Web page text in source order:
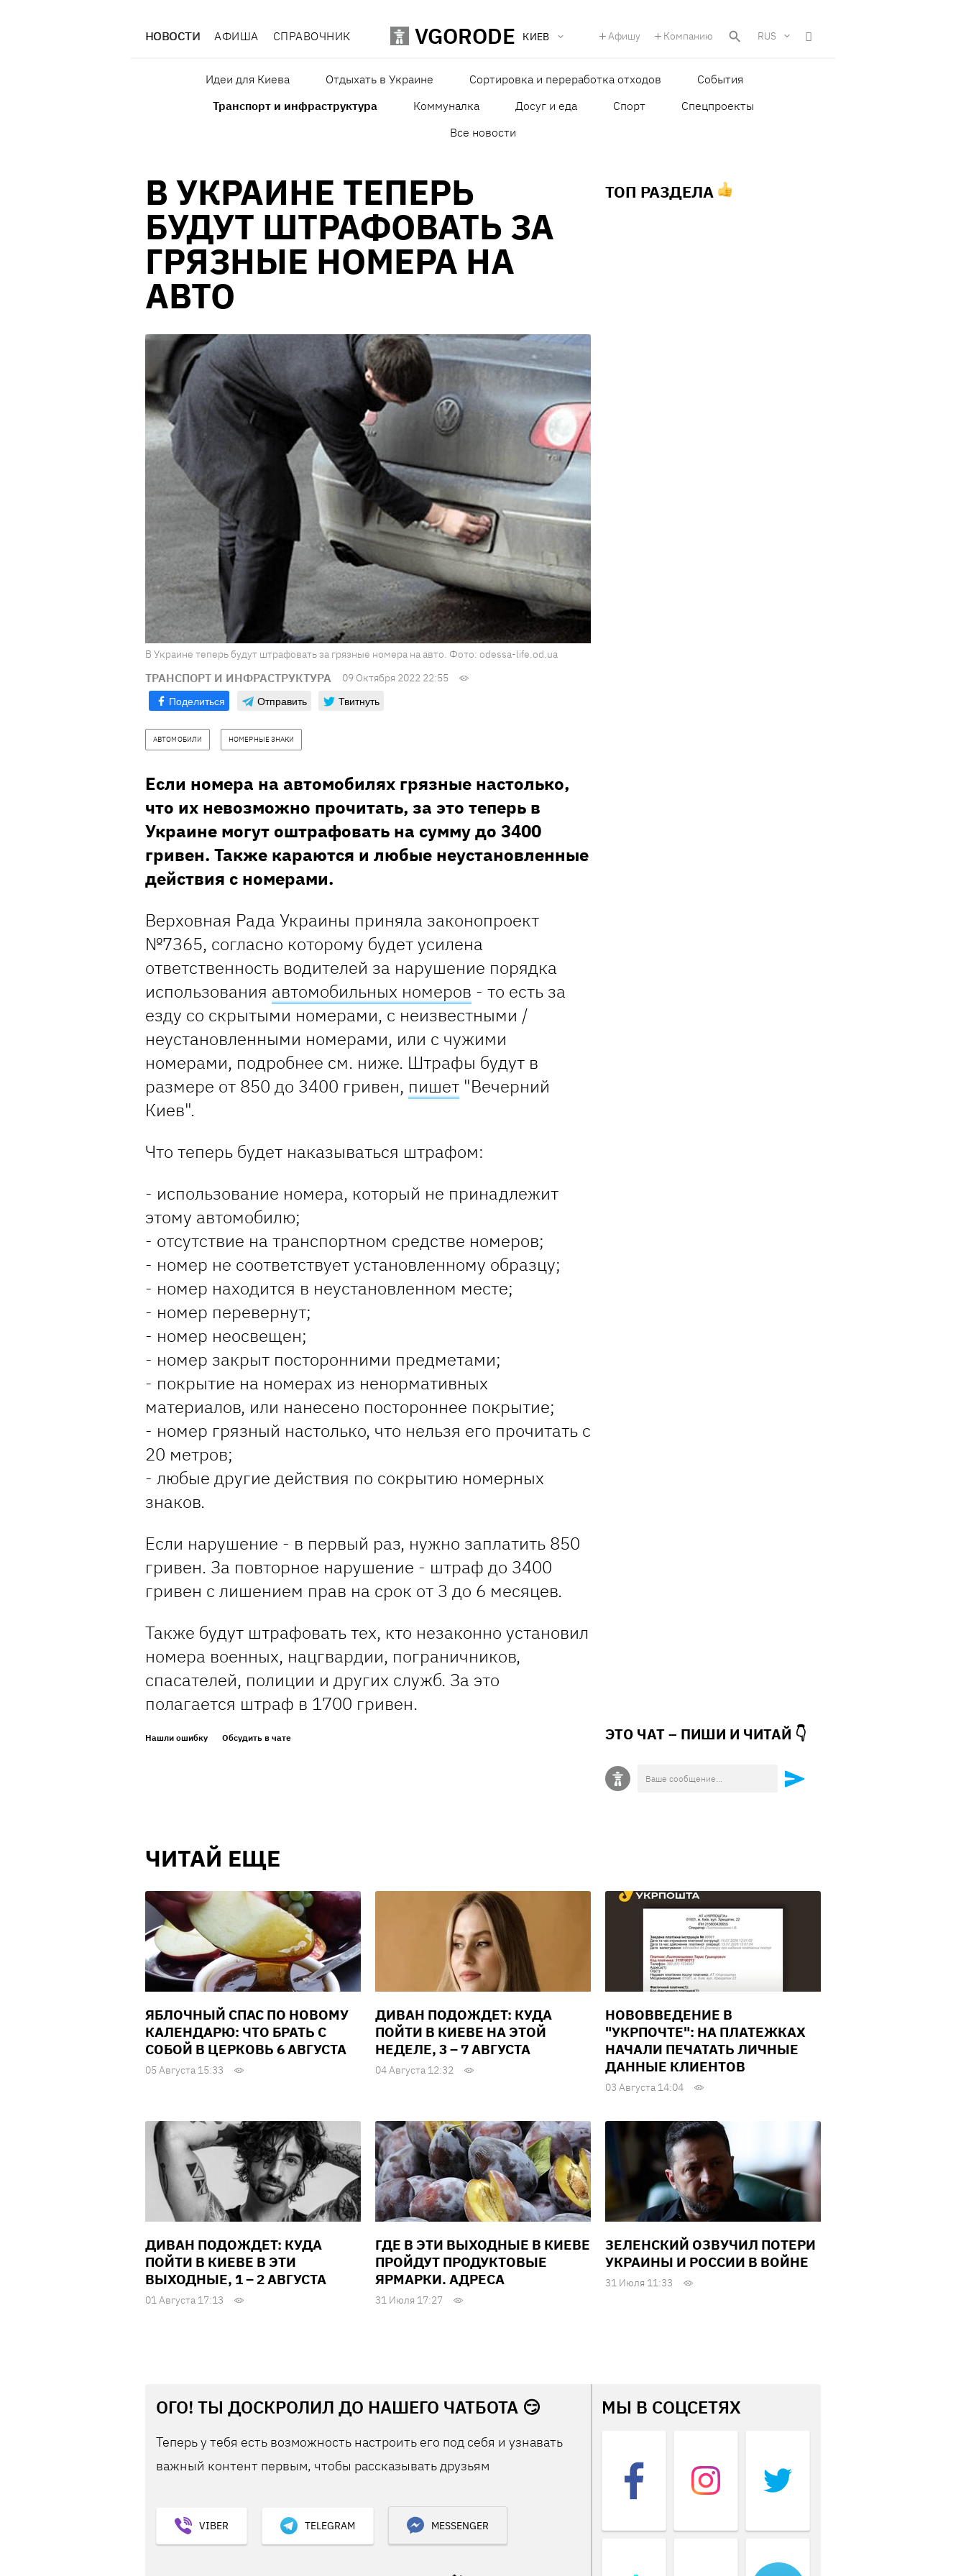
НОВОСТИ АФИША СПРАВОЧНИК VGORODE КИЕВ Афишу Компанию RUS
Идеи для Киева Отдыхать в Украине Сортировка и переработка отходов
События
Транспорт и инфраструктура
Коммуналка Досуг и еда Спорт
Спецпроекты
Все новости
В УКРАИНЕ ТЕПЕРЬ
БУДУТ ШТРАФОВАТЬ ЗА
ГРЯЗНЫЕ НОМЕРА НА
АВТО
В Украине теперь будут штрафовать за грязные номера на авто. Фото: odessa-life.od.ua
ТРАНСПОРТ И ИНФРАСТРУКТУРА 09 Октября 2022 22:55
Поделиться Отправить Твитнуть
АВТОМОБИЛИ НОМЕРНЫЕ ЗНАКИ
Если номера на автомобилях грязные настолько,
что их невозможно прочитать, за это теперь в
Украине могут оштрафовать на сумму до 3400
гривен. Также караются и любые неустановленные
действия с номерами.
Верховная Рада Украины приняла законопроект
№7365, согласно которому будет усилена
ответственность водителей за нарушение порядка
использования автомобильных номеров - то есть за
езду со скрытыми номерами, с неизвестными /
неустановленными номерами, или с чужими
номерами, подробнее см. ниже. Штрафы будут в
размере от 850 до 3400 гривен, пишет "Вечерний
Киев".
Что теперь будет наказываться штрафом:
- использование номера, который не принадлежит
этому автомобилю;
- отсутствие на транспортном средстве номеров;
- номер не соответствует установленному образцу;
- номер находится в неустановленном месте;
- номер перевернут;
- номер неосвещен;
- номер закрыт посторонними предметами;
- покрытие на номерах из ненормативных
материалов, или нанесено постороннее покрытие;
- номер грязный настолько, что нельзя его прочитать с
20 метров;
- любые другие действия по сокрытию номерных
знаков.
Если нарушение - в первый раз, нужно заплатить 850
гривен. За повторное нарушение - штраф до 3400
гривен с лишением прав на срок от 3 до 6 месяцев.
Также будут штрафовать тех, кто незаконно установил
номера военных, нацгвардии, пограничников,
спасателей, полиции и других служб. За это
полагается штраф в 1700 гривен.
Нашли ошибку Обсудить в чате
ТОП РАЗДЕЛА
ЭТО ЧАТ – ПИШИ И ЧИТАЙ 👇
ЧИТАЙ ЕЩЕ
ЯБЛОЧНЫЙ СПАС ПО НОВОМУ
КАЛЕНДАРЮ: ЧТО БРАТЬ С
СОБОЙ В ЦЕРКОВЬ 6 АВГУСТА
05 Августа 15:33
ДИВАН ПОДОЖДЕТ: КУДА
ПОЙТИ В КИЕВЕ НА ЭТОЙ
НЕДЕЛЕ, 3 – 7 АВГУСТА
04 Августа 12:32
НОВОВВЕДЕНИЕ В
"УКРПОЧТЕ": НА ПЛАТЕЖКАХ
НАЧАЛИ ПЕЧАТАТЬ ЛИЧНЫЕ
ДАННЫЕ КЛИЕНТОВ
03 Августа 14:04
ДИВАН ПОДОЖДЕТ: КУДА
ПОЙТИ В КИЕВЕ В ЭТИ
ВЫХОДНЫЕ, 1 – 2 АВГУСТА
01 Августа 17:13
ГДЕ В ЭТИ ВЫХОДНЫЕ В КИЕВЕ
ПРОЙДУТ ПРОДУКТОВЫЕ
ЯРМАРКИ. АДРЕСА
31 Июля 17:27
ЗЕЛЕНСКИЙ ОЗВУЧИЛ ПОТЕРИ
УКРАИНЫ И РОССИИ В ВОЙНЕ
31 Июля 11:33
ОГО! ТЫ ДОСКРОЛИЛ ДО НАШЕГО ЧАТБОТА 😏
Теперь у тебя есть возможность настроить его под себя и узнавать
важный контент первым, чтобы рассказывать друзьям
VIBER TELEGRAM MESSENGER
МЫ В СОЦСЕТЯХ